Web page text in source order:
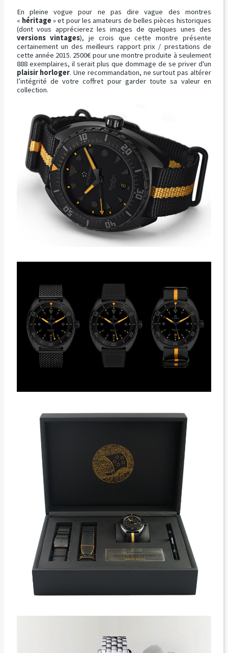
En pleine vogue pour ne pas dire vague des montres
« héritage» et pour les amateurs de belles pièces historiques
(dont vous apprécierez les images de quelques unes des
versions vintages), je crois que cette montre présente
certainement un des meilleurs rapport prix / prestations de
cette année 2015. 2500€ pour une montre produite à seulement
888 exemplaires, il serait plus que dommage de se priver d'un
plaisir horloger. Une recommandation, ne surtout pas altérer
l’intégrité de votre coffret pour garder toute sa valeur en
collection.